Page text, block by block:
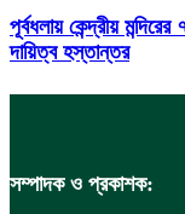
পূর্বধলায় কেন্দ্রীয়
দায়িত্ব হস্তান্তর
সম্পাদক ও প্রকাশক: